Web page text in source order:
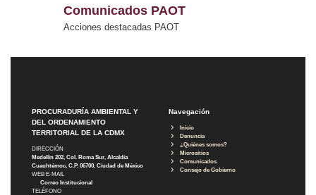
Comunicados PAOT
Acciones destacadas PAOT
PROCURADURÍA AMBIENTAL Y
DEL ORDENAMIENTO
TERRITORIAL DE LA CDMX
DIRECCIÓN
Medellín 202, Col. Roma Sur, Alcaldía
Cuauhtémoc, C.P. 06700, Ciudad de México
WEB E-MAIL
Correo Institucional
TELÉFONO
Navegación
Inicio
Denuncia
¿Quiénes somos?
Micrositios
Comunicados
Consejo de Gobierno